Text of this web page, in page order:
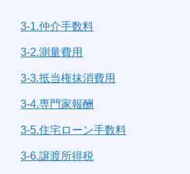
3-1.仲介手数料
3-2.測量費用
3-3.抵当権抹消費用
3-4.専門家報酬
3-5.住宅ローン手数料
3-6.譲渡所得税